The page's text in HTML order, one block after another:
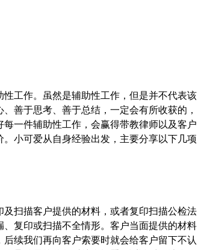
工作。虽然是辅助性工作，但是并不代表该
善于思考、善于总结，一定会有所收获的，
一件辅助性工作，会赢得带教律师以及客户
小可爱从自身经验出发，主要分享以下几项
扫描客户提供的材料，或者复印扫描公检法
复印或扫描不全情形。客户当面提供的材料
续我们再向客户索要时就会给客户留下不认